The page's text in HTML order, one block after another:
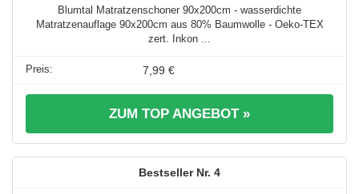
Blumtal Matratzenschoner 90x200cm - wasserdichte
Matratzenauflage 90x200cm aus 80% Baumwolle - Oeko-TEX
zert. Inkon ...
7,99 €
ZUM TOP ANGEBOT »
4